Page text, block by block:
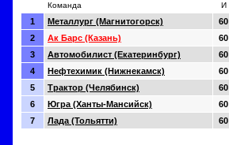
Команда И
1 Металлург (Магнитогорск)
60
2
Ак Барс (Казань)
60
3
Автомобилист (Екатеринбург)
60
4
Нефтехимик (Нижнекамск)
60
5
Трактор (Челябинск)
60
6
Югра (Ханты-Мансийск)
60
7
Лада (Тольятти) 60